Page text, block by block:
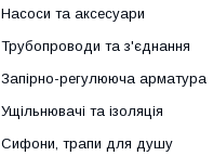
Насоси та аксесуари
Трубопроводи та з'єднання
Запірно-регулююча арматура
Ущільнювачі та ізоляція
Сифони, трапи для душу